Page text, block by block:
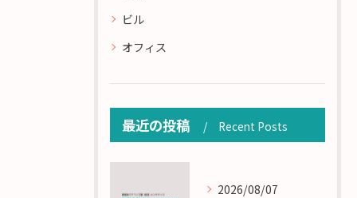
ビル
オフィス
最近の投稿 Recent Posts
2026/08/07